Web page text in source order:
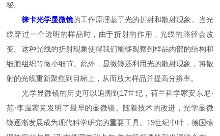
秘。
徕卡光学显微镜的工作原理基于光的折射和散射现象。当光
线穿过一个透明的样品时，由于折射的作用，光线的路径会改
变。这种光线的折射现象使得我们能够观察到样品内部的结构和
细胞组织等微小细节。此外，显微镜还利用光的散射现象，将散
射的光线重新聚焦到目标上，从而放大样品并提高分辨率。
光学显微镜的历史可以追溯到17世纪，荷兰科学家安东尼·
范·李温霍克发明了最早的显微镜。随着技术的改进，光学显微
镜逐渐发展成为现代科学研究的重要工具。19世纪中叶，德国物